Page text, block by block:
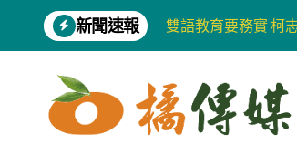
content
新聞速報
增殖放流超65萬尾
柯志恩競選網站正
兩岸青年齊聚福州